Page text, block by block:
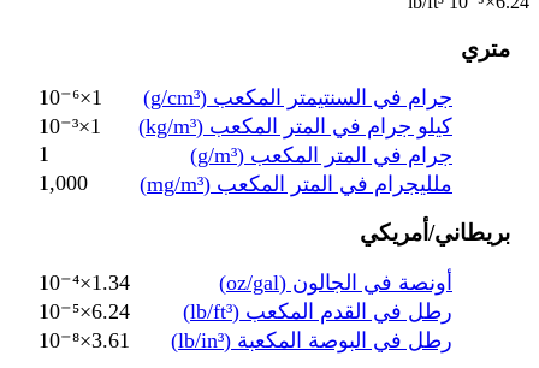
متري
جرام في السنتيمتر المكعب (g/cm³)
1×10⁻⁶
كيلو جرام في المتر المكعب (kg/m³)
1×10⁻³
جرام في المتر المكعب (g/m³)
1
ملليجرام في المتر المكعب (mg/m³)
1,000
بريطاني/أمريكي
أونصة في الجالون (oz/gal)
1.34×10⁻⁴
رطل في القدم المكعب (lb/ft³)
6.24×10⁻⁵
رطل في البوصة المكعبة (lb/in³)
3.61×10⁻⁸